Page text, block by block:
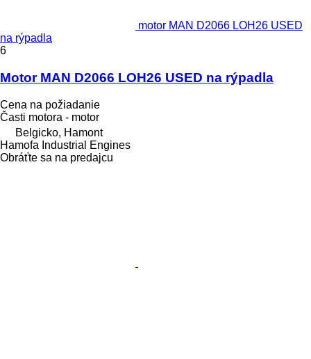
motor MAN D2066 LOH26 USED
na rýpadla
6
Motor MAN D2066 LOH26 USED na rýpadla
Cena na požiadanie
Časti motora - motor
Belgicko, Hamont
Hamofa Industrial Engines
Obráťte sa na predajcu